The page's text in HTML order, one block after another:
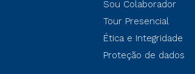
Sou Colaborador
Tour Presencial
Ética e Integridade
Proteção de dados